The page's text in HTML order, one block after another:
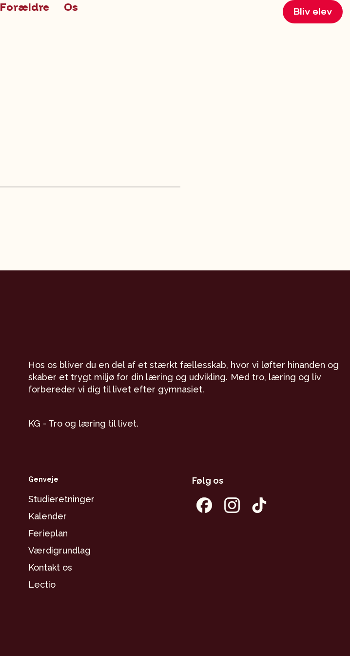
Forældre Os Bliv elev
Hos os bliver du en del af et stærkt fællesskab, hvor vi løfter hinanden og
skaber et trygt miljø for din læring og udvikling. Med tro, læring og liv
forbereder vi dig til livet efter gymnasiet.
KG - Tro og læring til livet.
Genveje
Studieretninger
Kalender
Ferieplan
Værdigrundlag
Kontakt os
Lectio
Følg os